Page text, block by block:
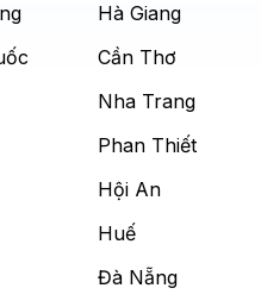
Hà Giang
Cần Thơ
Nha Trang
Phan Thiết
Hội An
Huế
Đà Nẵng